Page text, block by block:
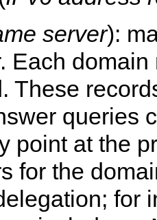
server):
Each
These
queries
point at the
for the
for